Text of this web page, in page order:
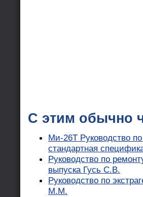
С этим обычно
Ми-26Т Руководство
стандартная
Руководство по
выпуска Гусь С.В.
Руководство по
М.М.